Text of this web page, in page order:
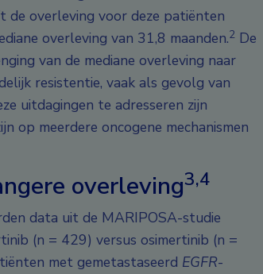
de overleving voor deze patiënten
overleving van 31,8 maanden.2 De
van de mediane overleving naar
resistentie, vaak als gevolg van
uitdagingen te adresseren zijn
op meerdere oncogene mechanismen
overleving3,4
data uit de MARIPOSA-studie
(n = 429) versus osimertinib (n =
met gemetastaseerd EGFR-